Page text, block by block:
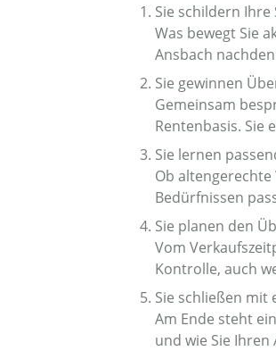
Sie schildern Ihre
Was bewegt Sie
Ansbach
Sie gewinnen
Gemeinsam
Rentenbasis. Sie
Sie lernen
Ob
Bedürfnissen
Sie planen den
Vom
Kontrolle, auch
Sie schließen mit
Am Ende steht
und wie Sie